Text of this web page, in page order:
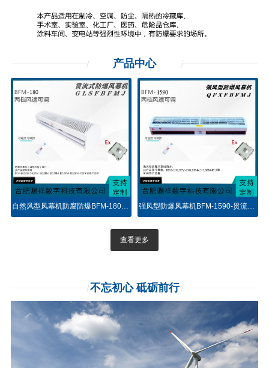
产品中心
自然风型风幕机防腐防爆BFM-180-贯流式 强风型防爆风幕机BFM-1590-贯流式空气幕0.9米
查看更多
不忘初心 砥砺前行